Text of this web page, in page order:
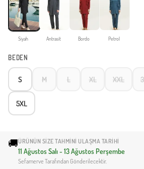
Siyah Antrasit Bordo Petrol
BEDEN
S M L XL XXL
5XL
🚚ÜRÜNÜN SIZE TAHMINI ULAŞMA TARIHI
11 Ağustos Salı - 13 Ağustos Perşembe
Sefamerve Tarafından Gönderilecektir.